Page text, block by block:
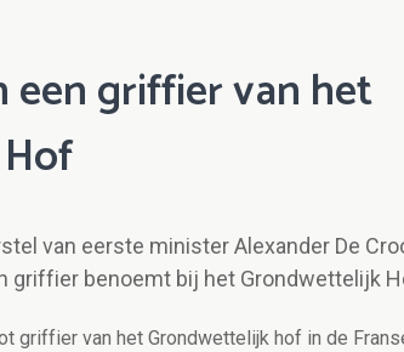
een griffier van het
van eerste minister Alexander De
griffier benoemt bij het Grondwettelijk
griffier van het Grondwettelijk hof in de